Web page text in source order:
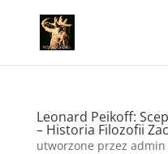
Leonard Peikoff:
– Historia Filozofii
utworzone przez admin